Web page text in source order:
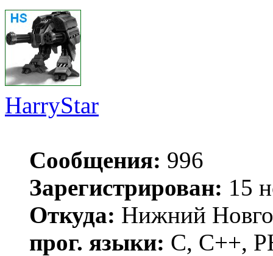
HarryStar
Сообщения: 996
Зарегистрирован: 15
Откуда: Нижний
прог. языки: С, С++,